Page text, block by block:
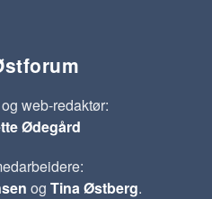
web-redaktør:
Ødegård
og Tina Østberg.